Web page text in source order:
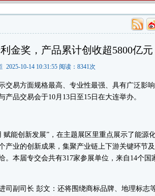
金奖，产品累计创收超5800亿元
2025-10-14 10:31:55 阅读： 8341次
易方面规格最高、专业性最强、具有广泛影
品交易会于10月13日至15日在大连举办。
创新发展”，在主题展区里重点展示了能源化
产业的创新成果，集聚产业链上下游关键环节
。本届专交会共有317家参展单位，来自14个国
副司长 彭文：还将围绕商标品牌、地理标志